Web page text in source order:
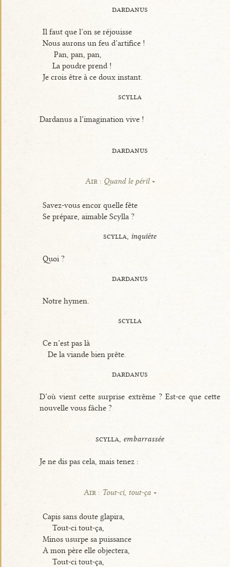
dardanus
Il faut que l’on se réjouisse
Nous aurons un feu d’artifice !
Pan, pan, pan,
La poudre prend !
Je crois être à ce doux instant.
scylla
Dardanus a l’imagination vive !
dardanus
Air : Quand le péril
Savez-vous encor quelle fête
Se prépare, aimable Scylla ?
scylla, inquiète
Quoi ?
dardanus
Notre hymen.
scylla
Ce n’est pas là
De la viande bien prête.
dardanus
D’où vient cette surprise extrême ? Est-ce que cette
nouvelle vous fâche ?
scylla, embarrassée
Je ne dis pas cela, mais tenez :
Air : Tout-ci, tout-ça
Capis sans doute glapira,
Tout-ci tout-ça,
Minos usurpe sa puissance
À mon père elle objectera,
Tout-ci tout-ça,